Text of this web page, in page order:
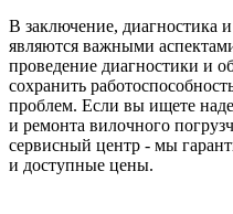
В заключение, диагностика
являются важными
проведение диагностики и
сохранить
проблем. Если вы ищете
и ремонта вилочного
сервисный центр - мы
и доступные цены.